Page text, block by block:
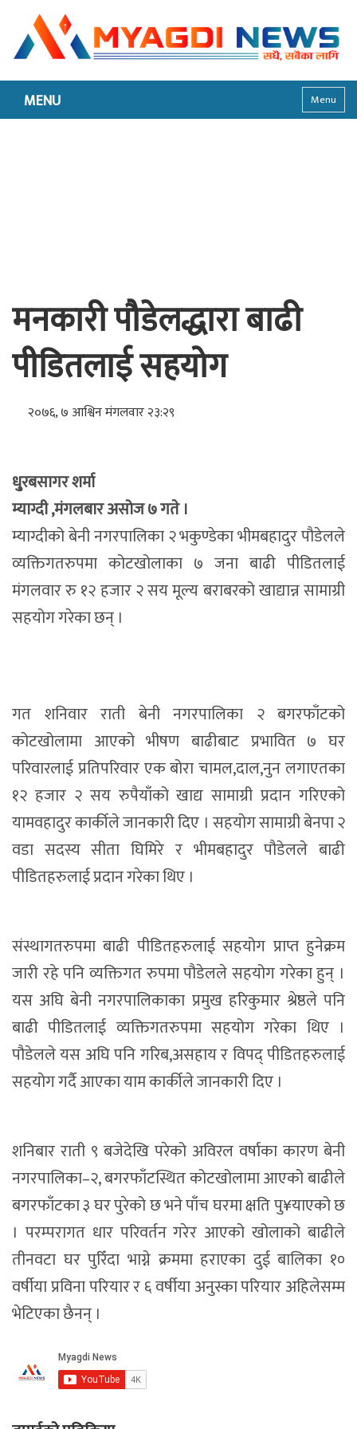
MENU Menu
मनकारी पौडेलद्धारा बाढी
पीडितलाई सहयोग
२०७६, ७ आश्विन मंगलवार २३:२९
धु्रबसागर शर्मा
म्याग्दी ,मंगलबार असोज ७ गते ।
म्याग्दीको बेनी नगरपालिका २ भकुण्डेका भीमबहादुर पौडेलले
व्यक्तिगतरुपमा कोटखोलाका ७ जना बाढी पीडितलाई
मंगलवार रु १२ हजार २ सय मूल्य बराबरको खाद्यान्न सामाग्री
सहयोग गरेका छन् ।
गत शनिवार राती बेनी नगरपालिका २ बगरफाँटको
कोटखोलामा आएको भीषण बाढीबाट प्रभावित ७ घर
परिवारलाई प्रतिपरिवार एक बोरा चामल,दाल,नुन लगाएतका
१२ हजार २ सय रुपैयाँको खाद्य सामाग्री प्रदान गरिएको
यामवहादुर कार्कीले जानकारी दिए । सहयोग सामाग्री बेनपा २
वडा सदस्य सीता घिमिरे र भीमबहादुर पौडेलले बाढी
पीडितहरुलाई प्रदान गरेका थिए ।
संस्थागतरुपमा बाढी पीडितहरुलाई सहयोग प्राप्त हुनेक्रम
जारी रहे पनि व्यक्तिगत रुपमा पौडेलले सहयोग गरेका हुन् ।
यस अघि बेनी नगरपालिकाका प्रमुख हरिकुमार श्रेष्ठले पनि
बाढी पीडितलाई व्यक्तिगतरुपमा सहयोग गरेका थिए ।
पौडेलले यस अघि पनि गरिब,असहाय र विपद् पीडितहरुलाई
सहयोग गर्दै आएका याम कार्कीले जानकारी दिए ।
शनिबार राती ९ बजेदेखि परेको अविरल वर्षाका कारण बेनी
नगरपालिका–२, बगरफाँटस्थित कोटखोलामा आएको बाढीले
बगरफाँटका ३ घर पुरेको छ भने पाँच घरमा क्षति पु¥याएको छ
। परम्परागत धार परिवर्तन गरेर आएको खोलाको बाढीले
तीनवटा घर पुरिँदा भाग्ने क्रममा हराएका दुई बालिका १०
वर्षीया प्रविना परियार र ६ वर्षीया अनुस्का परियार अहिलेसम्म
भेटिएका छैनन् ।